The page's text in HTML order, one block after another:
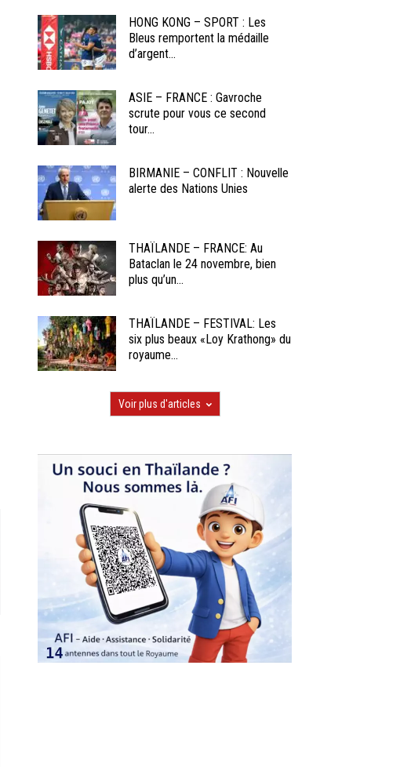
HONG KONG – SPORT : Les
Bleus remportent la médaille
d’argent...
ASIE – FRANCE : Gavroche
scrute pour vous ce second
tour...
BIRMANIE – CONFLIT : Nouvelle
alerte des Nations Unies
THAÏLANDE – FRANCE: Au
Bataclan le 24 novembre, bien
plus qu’un...
THAÏLANDE – FESTIVAL: Les
six plus beaux «Loy Krathong» du
royaume...
Voir plus d'articles